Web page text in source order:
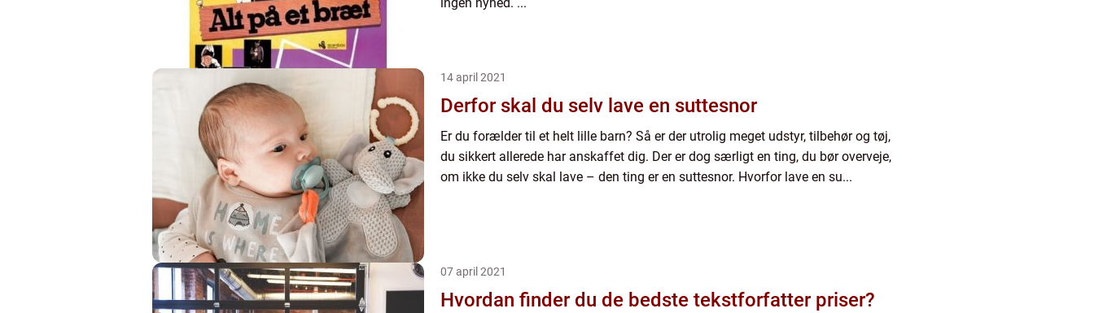
14 april 2021
Derfor skal du selv lave en suttesnor
Er du forælder til et helt lille barn? Så er der utrolig meget udstyr, tilbehør og tøj,
du sikkert allerede har anskaffet dig. Der er dog særligt en ting, du bør overveje,
om ikke du selv skal lave – den ting er en suttesnor. Hvorfor lave en su...
07 april 2021
Hvordan finder du de bedste tekstforfatter priser?